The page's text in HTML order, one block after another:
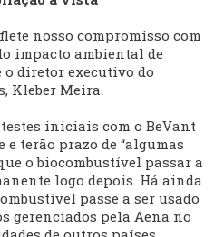
nosso compromisso com
impacto ambiental de
o diretor executivo do
Kleber Meira.
iniciais com o BeVant
terão prazo de “algumas
o biocombustível passar a
logo depois. Há ainda
passe a ser usado
gerenciados pela Aena no